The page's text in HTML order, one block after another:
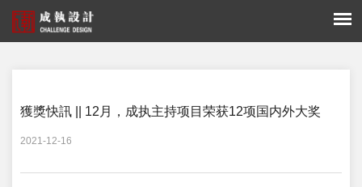
您的位置：新闻 - 獲獎快訊
獲獎快訊 || 12月，成执主持项目荣获12项国内外大奖
2021-12-16